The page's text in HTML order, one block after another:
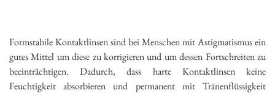
Formstabile Kontaktlinsen sind bei Menschen mit Astigmatismus ein
gutes Mittel um diese zu korrigieren und um dessen Fortschreiten zu
beeinträchtigen. Dadurch, dass harte Kontaktlinsen keine
Feuchtigkeit absorbieren und permanent mit Tränenflüssigkeit